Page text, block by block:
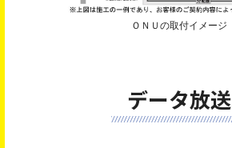
ＯＮＵの取付イメージ
データ放送